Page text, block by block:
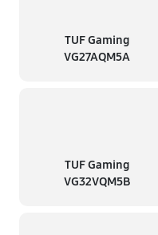
TUF Gaming
VG27AQM5A
TUF Gaming
VG32VQM5B